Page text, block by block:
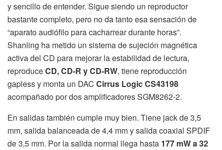
y sencillo de entender. Sigue siendo un reproductor
bastante completo, pero no da tanto esa sensación de
“aparato audiófilo para cacharrear durante horas”.
Shanling ha metido un sistema de sujeción magnética
activa del CD para mejorar la estabilidad de lectura,
reproduceCD, CD-R y CD-RW, tiene reproducción
gapless y monta un DAC Cirrus Logic CS43198
acompañado por dos amplificadores SGM8262-2.
En salidas también cumple muy bien. Tiene jack de 3,5
mm, salida balanceada de 4,4 mm y salida coaxial SPDIF
de 3,5 mm. Por la salida normal llega hasta 177 mW a 32